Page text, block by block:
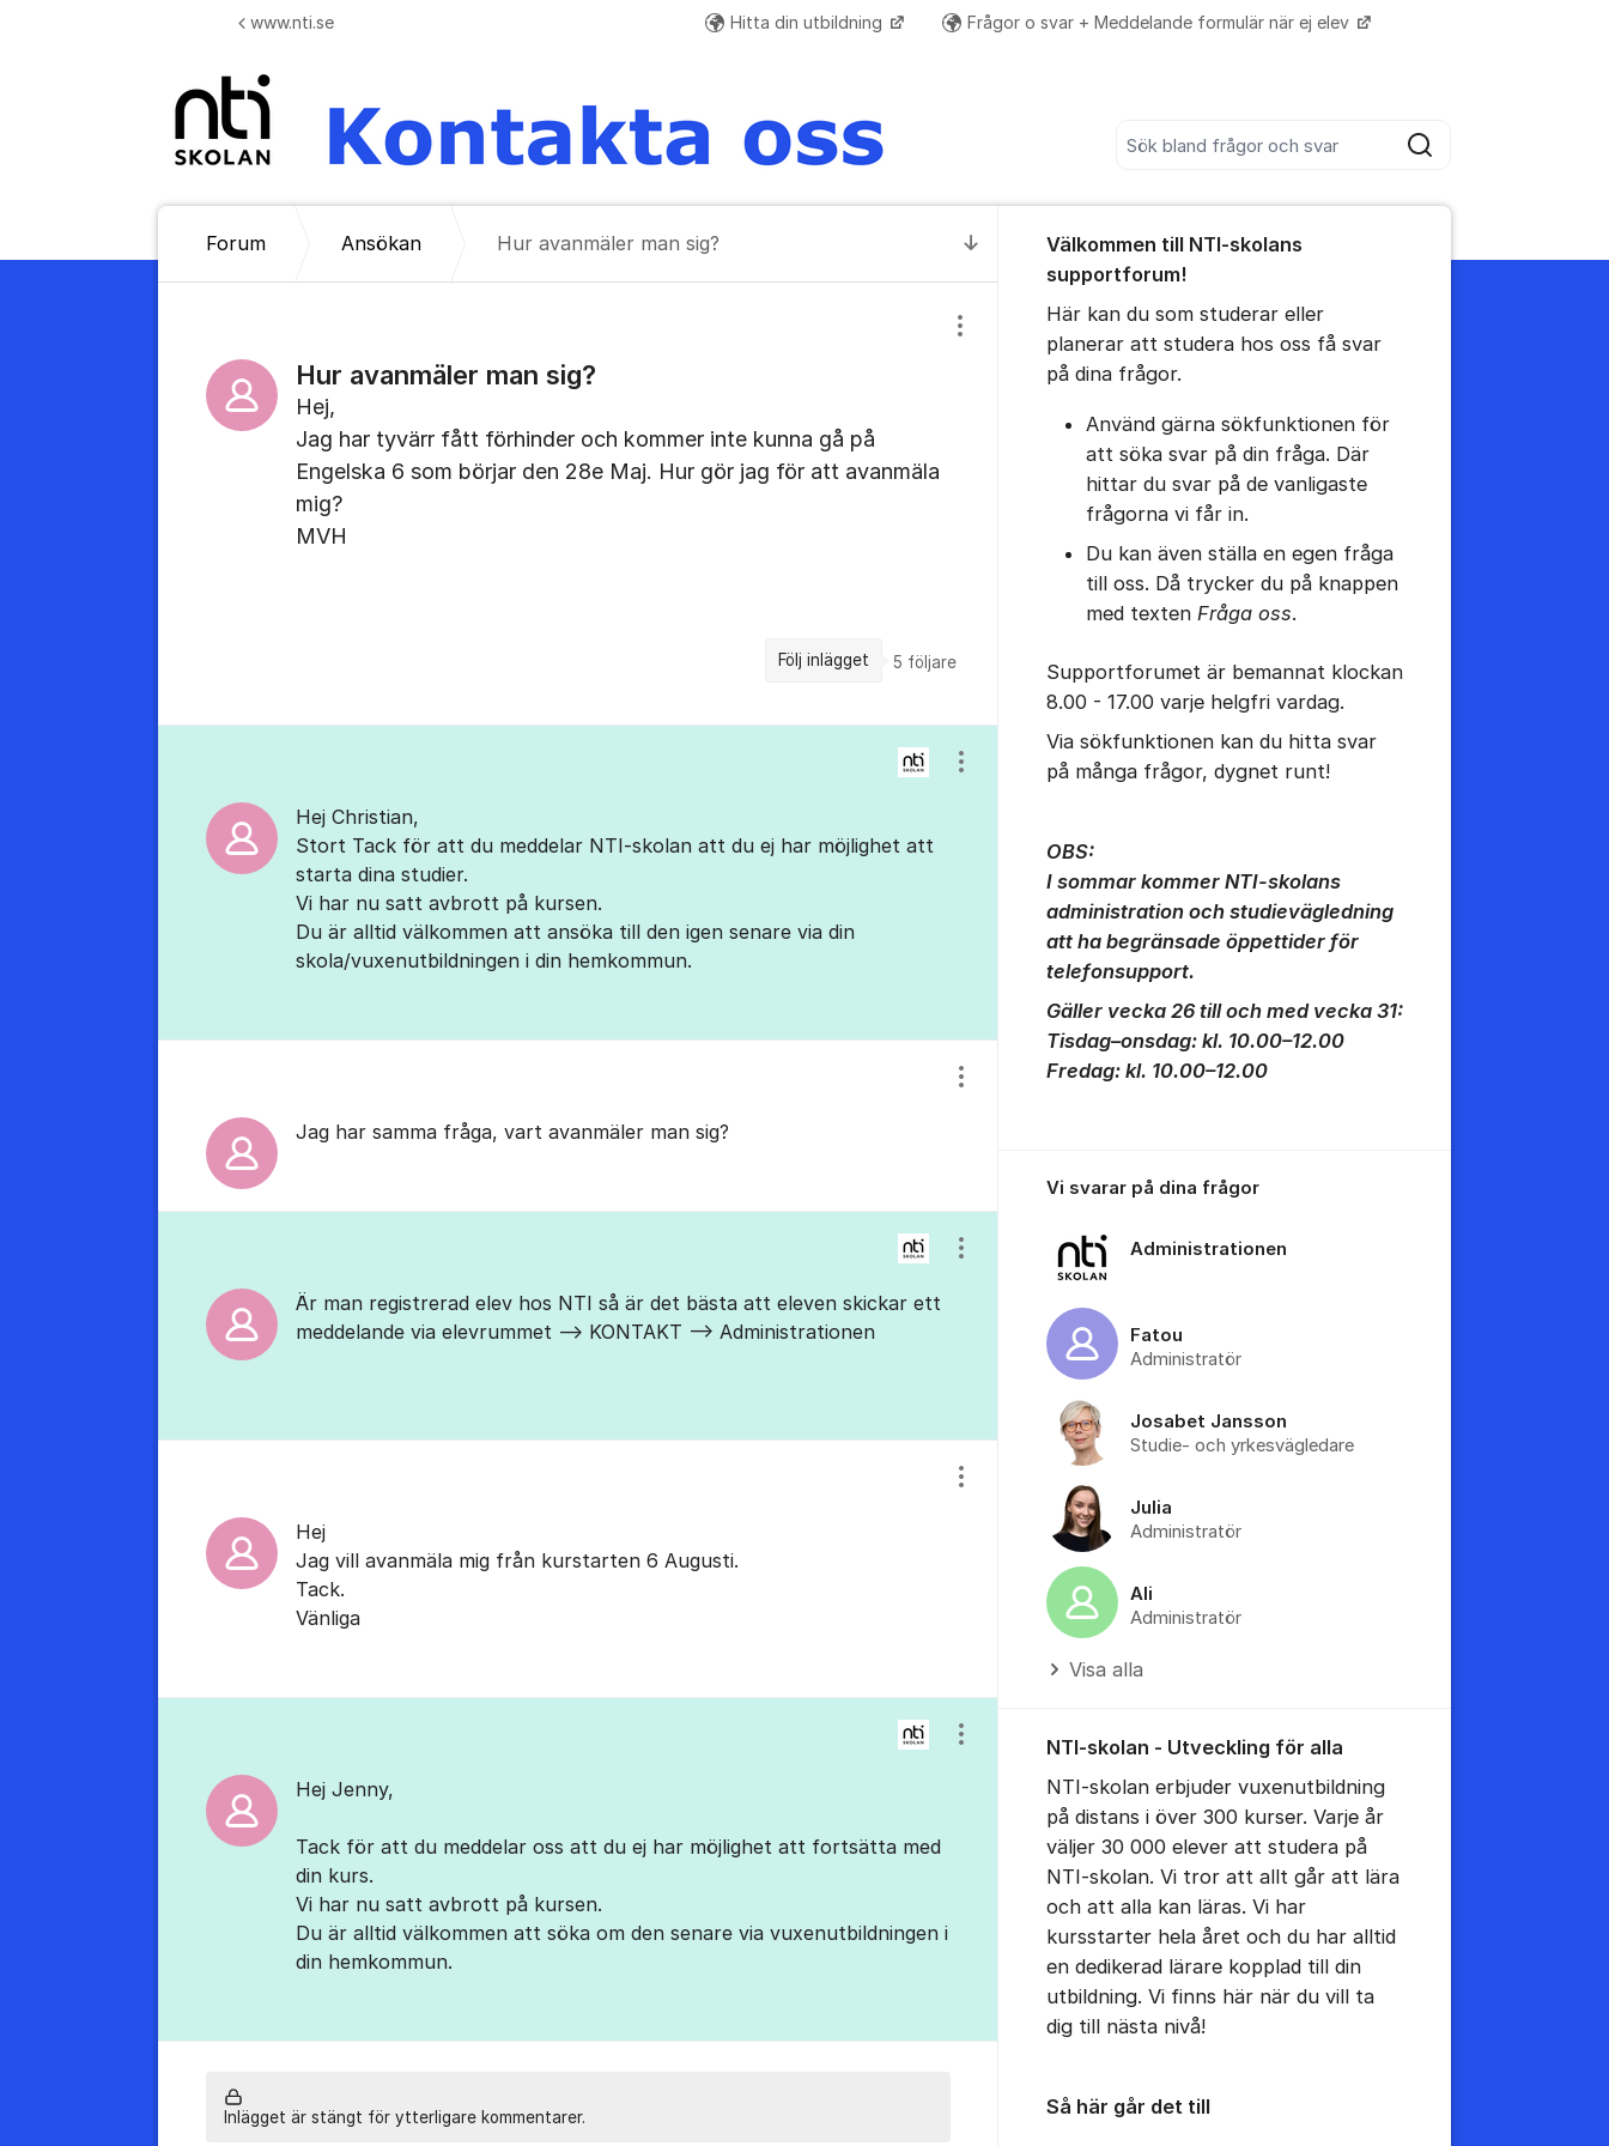
Sök
www.nti.se Hitta din utbildning Frågor o svar + Meddelande formulär när ej elev Fler supportlänkar
Till senaste kommentaren
Forum Ansökan Hur avanmäler man sig?
Hur avanmäler man sig?
Visa/dölj inställningar för inlägg/kommentar
Hej,
Jag har tyvärr fått förhinder och kommer inte kunna gå på
Engelska 6 som börjar den 28e Maj. Hur gör jag för att avanmäla
mig?
MVH
Följ inlägget 5 följare
Hej Christian,
Stort Tack för att du meddelar NTI-skolan att du ej har möjlighet att
starta dina studier.
Vi har nu satt avbrott på kursen.
Du är alltid välkommen att ansöka till den igen senare via din
skola/vuxenutbildningen i din hemkommun.
Visa/dölj inställningar för inlägg/kommentar
Jag har samma fråga, vart avanmäler man sig?
Visa/dölj inställningar för inlägg/kommentar
Är man registrerad elev hos NTI så är det bästa att eleven skickar ett
meddelande via elevrummet --> KONTAKT --> Administrationen
Visa/dölj inställningar för inlägg/kommentar
Hej
Jag vill avanmäla mig från kurstarten 6 Augusti.
Tack.
Vänliga
Visa/dölj inställningar för inlägg/kommentar
Hej Jenny,
Tack för att du meddelar oss att du ej har möjlighet att fortsätta med
din kurs.
Vi har nu satt avbrott på kursen.
Du är alltid välkommen att söka om den senare via vuxenutbildningen i
din hemkommun.
Visa/dölj inställningar för inlägg/kommentar
Inlägget är stängt för ytterligare kommentarer.
Välkommen till NTI-skolans
supportforum!
Här kan du som studerar eller
planerar att studera hos oss få svar
på dina frågor.
Använd gärna sökfunktionen för
att söka svar på din fråga. Där
hittar du svar på de vanligaste
frågorna vi får in.
Du kan även ställa en egen fråga
till oss. Då trycker du på knappen
med texten Fråga oss.
Supportforumet är bemannat klockan
8.00 - 17.00 varje helgfri vardag.
Via sökfunktionen kan du hitta svar
på många frågor, dygnet runt!
OBS:
I sommar kommer NTI-skolans
administration och studievägledning
att ha begränsade öppettider för
telefonsupport.
Gäller vecka 26 till och med vecka 31:
Tisdag–onsdag: kl. 10.00–12.00
Fredag: kl. 10.00–12.00
Vi svarar på dina frågor
Administrationen
Fatou
Administratör
Josabet Jansson
Studie- och yrkesvägledare
Julia
Administratör
Ali
Administratör
Visa alla
NTI-skolan - Utveckling för alla
NTI-skolan erbjuder vuxenutbildning
på distans i över 300 kurser. Varje år
väljer 30 000 elever att studera på
NTI-skolan. Vi tror att allt går att lära
och att alla kan läras. Vi har
kursstarter hela året och du har alltid
en dedikerad lärare kopplad till din
utbildning. Vi finns här när du vill ta
dig till nästa nivå!
Så här går det till